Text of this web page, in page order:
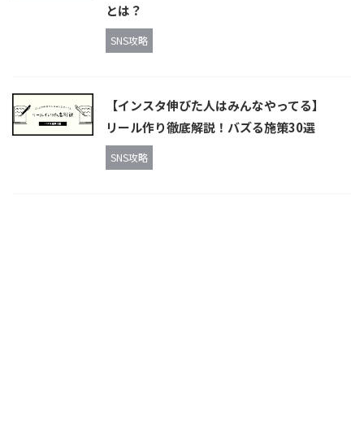
とは？
SNS攻略
【インスタ伸びた人はみんなやってる】
リール作り徹底解説！バズる施策30選
SNS攻略